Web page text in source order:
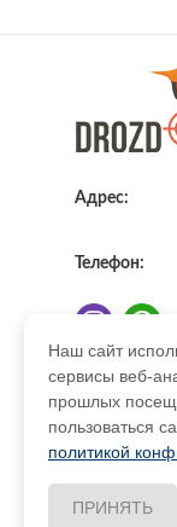
Адрес:
Телефон:
E-mail:
Наш сайт
сервисы веб-
прошлых
пользоваться
политикой
ПРИНЯТЬ